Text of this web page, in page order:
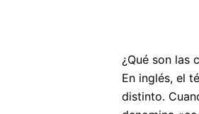
¿Qué son las
En inglés, el
distinto.